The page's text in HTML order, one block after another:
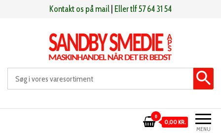
Kontakt os på mail Eller tlf 57 64 31 54
Sandby smeden Maskinhandel når det er bedst
MENU
0
0,00 KR.